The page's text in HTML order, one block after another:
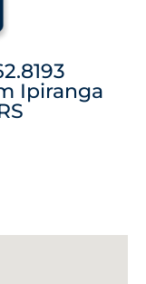
Ipiranga